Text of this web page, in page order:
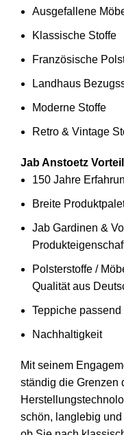
Ausgefallene
Klassische Stoffe
Französische
Landhaus
Moderne Stoffe
Retro & Vintage
Jab Anstoetz
150 Jahre
Breite
Jab Gardinen &
Polsterstoffe /
Qualität aus
Teppiche
Nachhaltigkeit
Mit seinem
ständig die Grenzen
schön, langlebig